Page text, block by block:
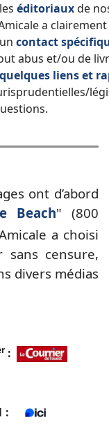
éditoriauxde
a
contact
abus et/ou de
quelques liens et
ont d’abord
Beach" (800
a choisi
censure,
divers médias
:
: